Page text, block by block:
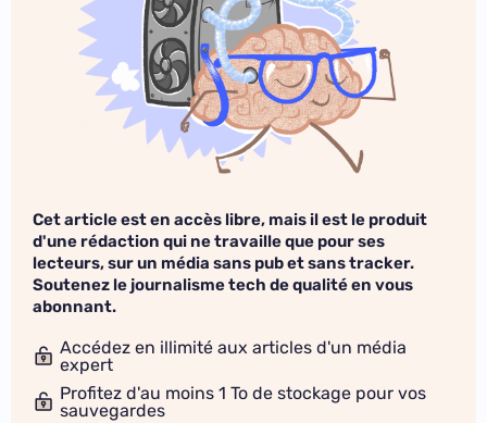
Cet article est en accès libre, mais il est le produit
d'une rédaction qui ne travaille que pour ses
lecteurs, sur un média sans pub et sans tracker.
Soutenez le journalisme tech de qualité en vous
abonnant.
Accédez en illimité aux articles d'un média
expert
Profitez d'au moins 1 To de stockage pour vos
sauvegardes